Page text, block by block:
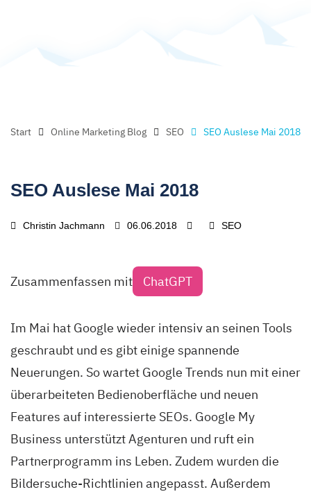
Start Online Marketing Blog SEO SEO Auslese Mai 2018
SEO Auslese Mai 2018
Christin Jachmann 06.06.2018 SEO
Zusammenfassen mit ChatGPT
Im Mai hat Google wieder intensiv an seinen Tools
geschraubt und es gibt einige spannende
Neuerungen. So wartet Google Trends nun mit einer
überarbeiteten Bedienoberfläche und neuen
Features auf interessierte SEOs. Google My
Business unterstützt Agenturen und ruft ein
Partnerprogramm ins Leben. Zudem wurden die
Bildersuche-Richtlinien angepasst. Außerdem